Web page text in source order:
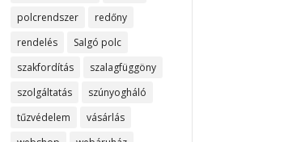
polcrendszer
redőny
rendelés
Salgó polc
szakfordítás
szalagfüggöny
szolgáltatás
szúnyogháló
tűzvédelem
vásárlás